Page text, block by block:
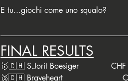
E tu...giochi come uno squalo?
FINAL RESULTS
🥇🇨🇭 S.Jorit Boesiger
🥈🇨🇭 Braveheart